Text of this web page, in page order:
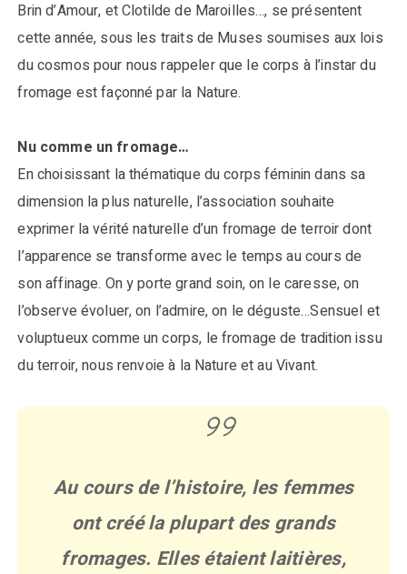
Brin d’Amour, et Clotilde de Maroilles…, se présentent
cette année, sous les traits de Muses soumises aux lois
du cosmos pour nous rappeler que le corps à l’instar du
fromage est façonné par la Nature.
Nu comme un fromage…
En choisissant la thématique du corps féminin dans sa
dimension la plus naturelle, l’association souhaite
exprimer la vérité naturelle d’un fromage de terroir dont
l’apparence se transforme avec le temps au cours de
son affinage. On y porte grand soin, on le caresse, on
l’observe évoluer, on l’admire, on le déguste…Sensuel et
voluptueux comme un corps, le fromage de tradition issu
du terroir, nous renvoie à la Nature et au Vivant.
Au cours de l’histoire, les femmes
ont créé la plupart des grands
fromages. Elles étaient laitières,